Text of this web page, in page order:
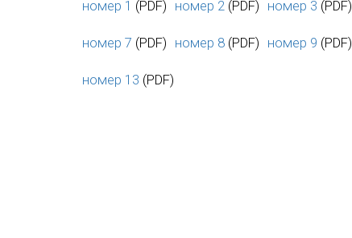
номер 1 (PDF) номер 2 (PDF) номер 3 (PDF)
номер 7 (PDF) номер 8 (PDF) номер 9 (PDF)
номер 13 (PDF)